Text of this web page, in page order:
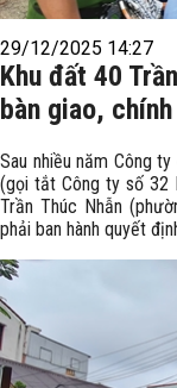
29/12/2025 14:27
Khu đất 40
bàn giao,
Sau nhiều năm Công
(gọi tắt Công ty số 32
Trần Thúc Nhẫn
phải ban hành quyết